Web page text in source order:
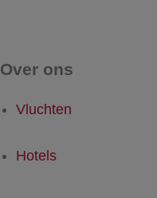
Over ons
Vluchten
Hotels